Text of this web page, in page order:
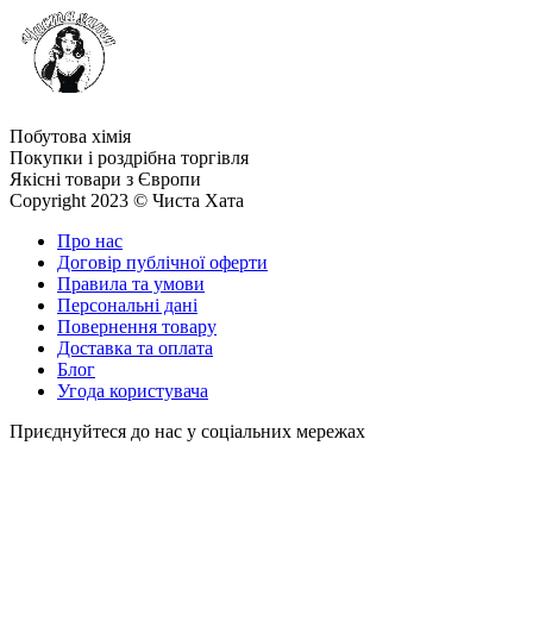
Побутова хімія
Покупки і роздрібна торгівля
Якісні товари з Європи
Copyright 2023 © Чиста Хата
Про нас
Договір публічної оферти
Правила та умови
Персональні дані
Повернення товару
Доставка та оплата
Блог
Угода користувача
Приєднуйтеся до нас у соціальних мережах